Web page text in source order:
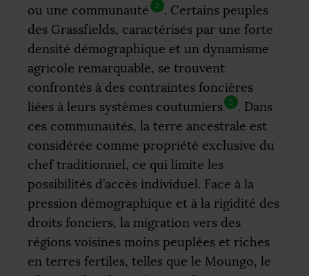
ou une communauté
2
. Certains peuples
des Grassfields, caractérisés par une forte
densité démographique et un dynamisme
agricole remarquable, se trouvent
confrontés à des contraintes foncières
liées à leurs systèmes coutumiers
3
. Dans
ces communautés, la terre ancestrale est
considérée comme propriété exclusive du
chef traditionnel, ce qui limite les
possibilités d’accès individuel. Face à la
pression démographique et à la rigidité des
droits fonciers, la migration vers des
régions voisines moins peuplées et riches
en terres fertiles, telles que le Moungo, le